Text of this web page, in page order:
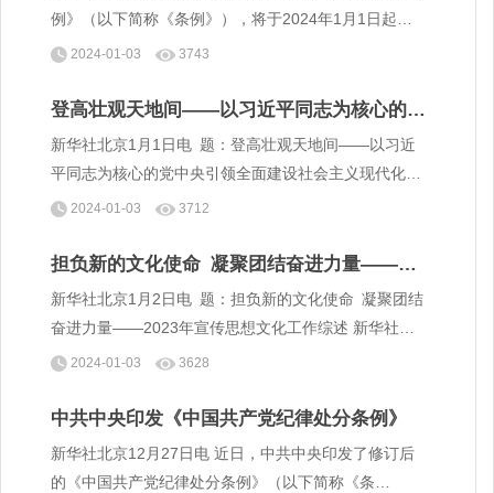
例》
例》（以下简称《条例》），将于2024年1月1日起施
行。《条例》公开发布之际，中央纪委国家监委法规室
2024-01-03 3743
登高壮观天地间——以习近平同志为核心的党
中央引领全面建设社会主义现代化国家迈上新
征程
新华社北京1月1日电 题：登高壮观天地间——以习近
平同志为核心的党中央引领全面建设社会主义现代化国
家迈上新征程 新华社记者
2024-01-03 3712
担负新的文化使命 凝聚团结奋进力量——
2023年宣传思想文化工作综述
新华社北京1月2日电 题：担负新的文化使命 凝聚团结
奋进力量——2023年宣传思想文化工作综述 新华社记
者王子铭、王鹏、高蕾、王明玉
2024-01-03 3628
中共中央印发《中国共产党纪律处分条例》
新华社北京12月27日电 近日，中共中央印发了修订后
的《中国共产党纪律处分条例》（以下简称《条